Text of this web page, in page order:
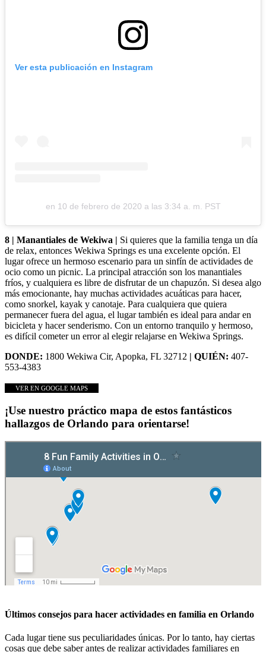
Ver esta publicación en Instagram
en 10 de febrero de 2020 a las 3:34 a. m. PST
8 | Manantiales de Wekiwa | Si quieres que la familia tenga un día
de relax, entonces Wekiwa Springs es una excelente opción. El
lugar ofrece un hermoso escenario para un sinfín de actividades de
ocio como un picnic. La principal atracción son los manantiales
fríos, y cualquiera es libre de disfrutar de un chapuzón. Si desea algo
más emocionante, hay muchas actividades acuáticas para hacer,
como snorkel, kayak y canotaje. Para cualquiera que quiera
permanecer fuera del agua, el lugar también es ideal para andar en
bicicleta y hacer senderismo. Con un entorno tranquilo y hermoso,
es difícil cometer un error al elegir relajarse en Wekiwa Springs.
DONDE: 1800 Wekiwa Cir, Apopka, FL 32712 | QUIÉN: 407-
553-4383
VER EN GOOGLE MAPS
¡Use nuestro práctico mapa de estos fantásticos
hallazgos de Orlando para orientarse!
Últimos consejos para hacer actividades en familia en Orlando
Cada lugar tiene sus peculiaridades únicas. Por lo tanto, hay ciertas
cosas que debe saber antes de realizar actividades familiares en